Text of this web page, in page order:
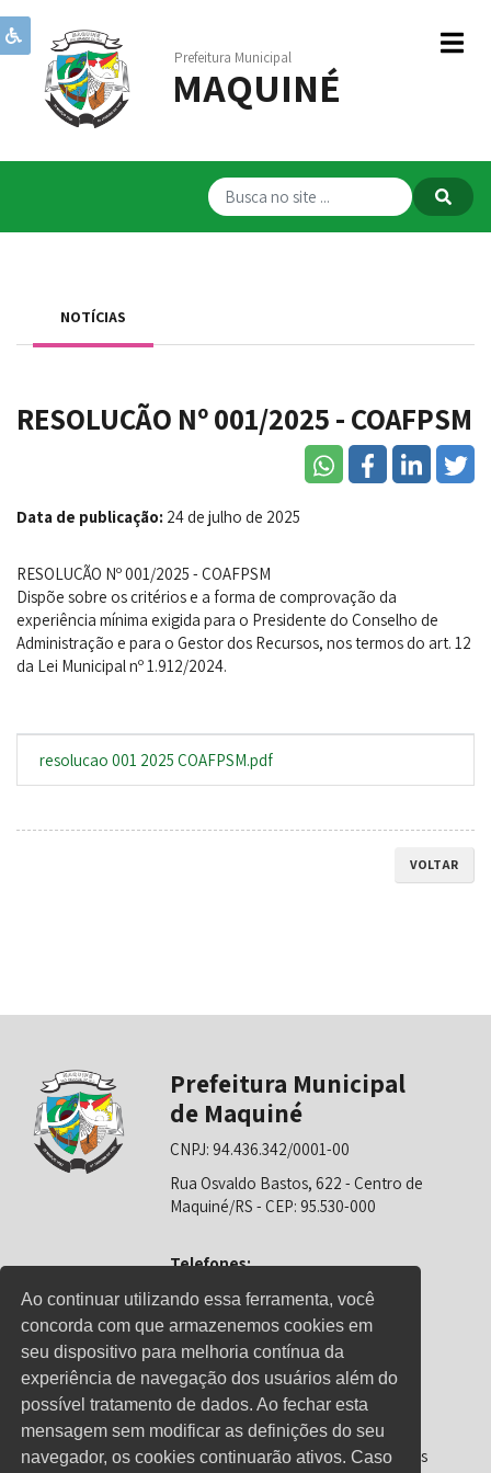
Ao continuar utilizando essa ferramenta, você
concorda com que armazenemos cookies em
seu dispositivo para melhoria contínua da
experiência de navegação dos usuários além do
possível tratamento de dados. Ao fechar esta
mensagem sem modificar as definições do seu
navegador, os cookies continuarão ativos. Caso
Prefeitura Municipal
MAQUINÉ
Institucional
Governo
Serviços
Servidores
NOTÍCIAS
RESOLUÇÃO Nº 001/2025 - COAFPSM
Data de publicação: 24 de julho de 2025
RESOLUÇÃO Nº 001/2025 - COAFPSM
Dispõe sobre os critérios e a forma de comprovação da
experiência mínima exigida para o Presidente do Conselho de
Administração e para o Gestor dos Recursos, nos termos do art. 12
da Lei Municipal nº 1.912/2024.
resolucao 001 2025 COAFPSM.pdf
VOLTAR
Prefeitura Municipal
de Maquiné
CNPJ: 94.436.342/0001-00
Rua Osvaldo Bastos, 622 - Centro de
Maquiné/RS - CEP: 95.530-000
Telefones:
0800-6281325 (Prefeitura)
0800-6281326 (Educação)
0800-6281139 (Saúde)
Horário de Atendimento
Segunda-feira a sexta-feira: 08h00 às